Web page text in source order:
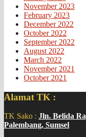
November 2023
February 2023
December 2022
October 2022
September 2022
August 2022
March 2022
November 2021
October 2021
Alamat TK :
TK Sako : Jln. Belida
Palembang, Sumsel